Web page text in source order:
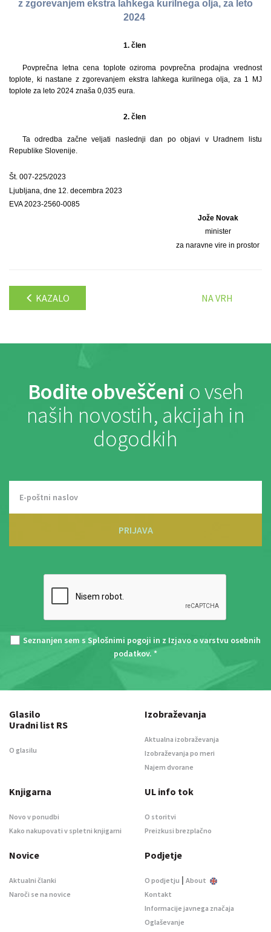
z zgorevanjem ekstra lahkega kurilnega olja, za leto
2024
1. člen
Povprečna letna cena toplote oziroma povprečna prodajna vrednost
toplote, ki nastane z zgorevanjem ekstra lahkega kurilnega olja, za 1 MJ
toplote za leto 2024 znaša 0,035 eura.
2. člen
Ta odredba začne veljati naslednji dan po objavi v Uradnem listu
Republike Slovenije.
Št. 007-225/2023
Ljubljana, dne 12. decembra 2023
EVA 2023-2560-0085
Jože Novak
minister
za naravne vire in prostor
KAZALO NA VRH
Bodite obveščeni o vseh
naših novostih, akcijah in
dogodkih
PRIJAVA
Seznanjen sem s Splošnimi pogoji in z Izjavo o varstvu osebnih
podatkov. *
Glasilo
Uradni list RS
O glasilu
Izobraževanja
Aktualna izobraževanja
Izobraževanja po meri
Najem dvorane
Knjigarna
Novo v ponudbi
Kako nakupovati v spletni knjigarni
UL info tok
O storitvi
Preizkusi brezplačno
Novice
Aktualni članki
Naroči se na novice
Podjetje
O podjetju | About
Kontakt
Informacije javnega značaja
Oglaševanje